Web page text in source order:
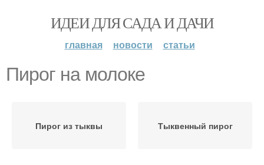
ИДЕИ ДЛЯ САДА И ДАЧИ
главная новости статьи
Пирог на молоке
Пирог из тыквы Тыквенный пирог